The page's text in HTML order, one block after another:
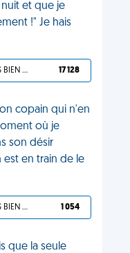
et que je
!" Je hais
TU L'AS BIEN MÉRITÉ 17 128
copain qui n'en
où je
son désir
est en train de le
TU L'AS BIEN MÉRITÉ 1 054
que la seule